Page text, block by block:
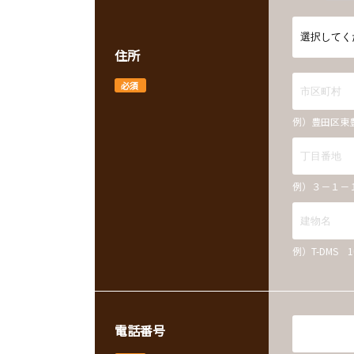
住所
必須
例）豊田区東
例）３－１－１
例）T-DMS
電話番号